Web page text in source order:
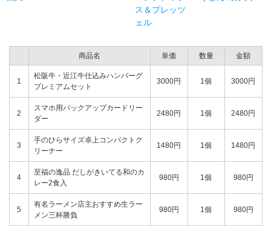
ス＆プレッツ
ェル
商品名 単価 数量 金額
1
松阪牛・近江牛仕込みハンバーグ
プレミアムセット
3000円 1個 3000円
2
スマホ用バックアップカードリー
ダー
2480円 1個 2480円
3
手のひらサイズ卓上コンパクトク
リーナー
1480円 1個 1480円
4
至福の逸品 だしがきいてる和のカ
レー2食入
980円 1個 980円
5
有名ラーメン店主おすすめ生ラー
メン三杯勝負
980円 1個 980円